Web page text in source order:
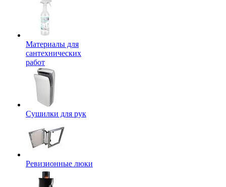
Материалы для
сантехнических
работ
Сушилки для рук
Ревизионные люки